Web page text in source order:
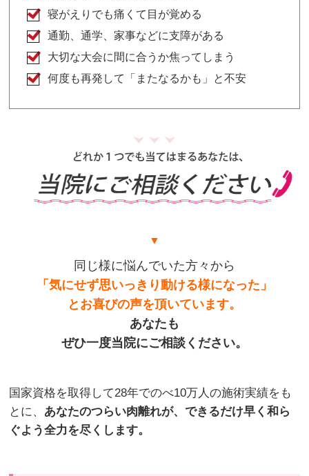
寝がえりでも痛くて目が覚める
通勤、通学、家事などに支障がある
大切な大会に間に合うか焦ってしまう
何度も再発して「またなるかも」と不安
▼
同じ様に悩んでいた方々から
「気にせず思いっきり動ける様になった」
とお喜びの声を頂いています。
あなたも
ぜひ一度当院にご相談ください。
国家資格を取得して28年でのべ10万人の施術実績をも
とに、 あなたのつらい肉離れが、できるだけ早く和ら
ぐよう全力を尽くします。